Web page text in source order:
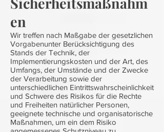
en
Wir treffen nach Maßgabe der gesetzlichen
Vorgabenunter Berücksichtigung des
Stands der Technik, der
Implementierungskosten und der Art, des
Umfangs, der Umstände und der Zwecke
der Verarbeitung sowie der
unterschiedlichen Eintrittswahrscheinlichkeit
und Schwere des Risikos für die Rechte
und Freiheiten natürlicher Personen,
geeignete technische und organisatorische
Maßnahmen, um ein dem Risiko